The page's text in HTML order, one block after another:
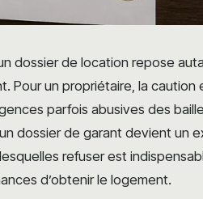
dossier de location repose
Pour un propriétaire, la
parfois abusives des
dossier de garant devient un
refuser est
d’obtenir le logement.